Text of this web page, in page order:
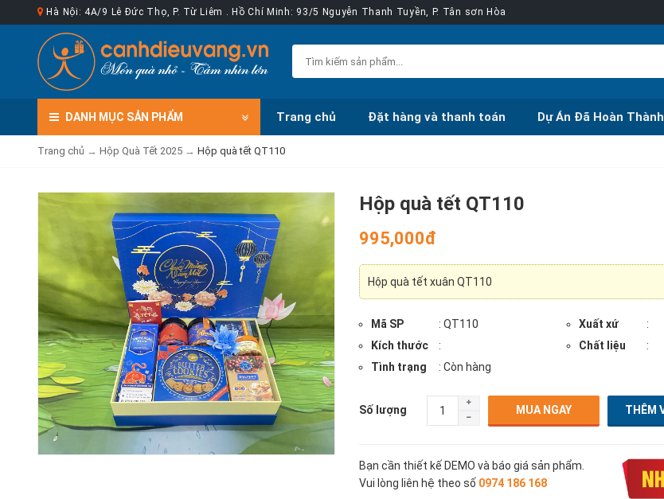
Hà Nội: 4A/9 Lê Đức Thọ, P. Từ Liêm . Hồ Chí Minh: 93/5 Nguyễn Thanh Tuyền, P. Tân sơn Hòa
DANH MỤC SẢN PHẨM Trang chủ Đặt hàng và thanh toán Dự Án Đã Hoàn Thành
Trang chủ → Hộp Quà Tết 2025 → Hộp quà tết QT110
Hộp quà tết QT110
995,000đ
Hộp quà tết xuân QT110
Mã SP : QT110 Xuất xứ
:
Kích thước
: Chất liệu
:
Tình trạng
: Còn hàng
Số lượng MUA NGAY
Bạn cần thiết kế DEMO và báo giá sản phẩm.
Vui lòng liên hệ theo số 0974 186 168